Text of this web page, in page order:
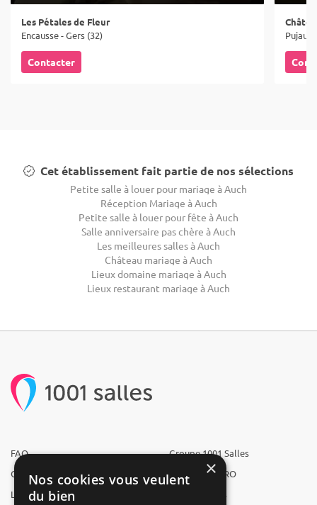
Les Pétales de Fleur
Encausse - Gers (32)
Contacter
Cet établissement fait partie de nos sélections
Petite salle à louer pour mariage à Auch
Réception Mariage à Auch
Petite salle à louer pour fête à Auch
Salle anniversaire pas chère à Auch
Les meilleures salles à Auch
Château mariage à Auch
Lieux domaine mariage à Auch
Lieux restaurant mariage à Auch
FAQ
Qui sommes-nous ?
L'équipe
Groupe 1001 Salles
1001 Salles PRO
1001 Traiteurs
×
Nos cookies vous veulent
du bien